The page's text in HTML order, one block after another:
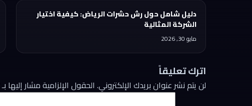
دليل شامل حول رش حشرات الرياض: كيفية اختيار
الشركة المثالية
مايو 30, 2026
اترك تعليقاً
لن يتم نشر عنوان بريدك الإلكتروني. الحقول الإلزامية مشار إليها بـ